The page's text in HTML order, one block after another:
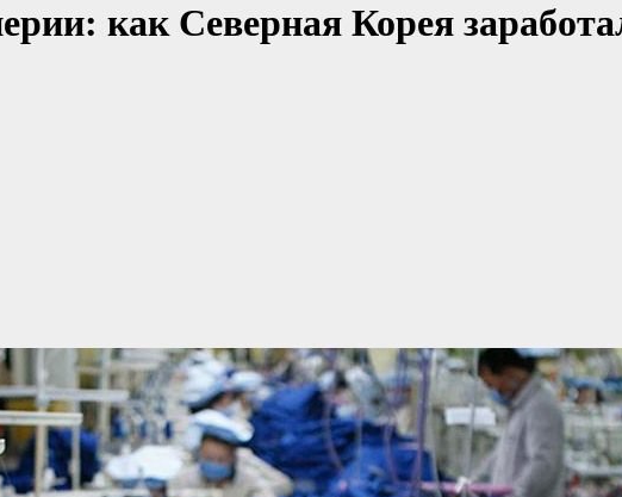
как Северная Корея